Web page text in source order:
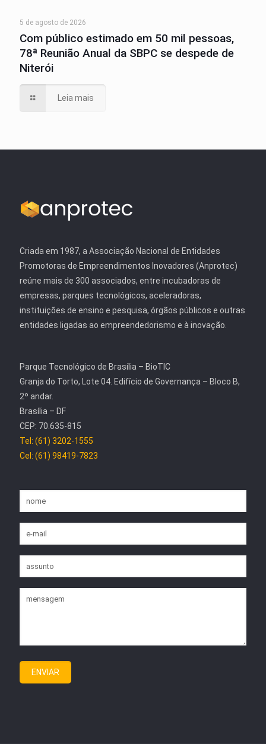
5 de agosto de 2026
Com público estimado em 50 mil pessoas,
78ª Reunião Anual da SBPC se despede de
Niterói
Leia mais
Criada em 1987, a Associação Nacional de Entidades
Promotoras de Empreendimentos Inovadores (Anprotec)
reúne mais de 300 associados, entre incubadoras de
empresas, parques tecnológicos, aceleradoras,
instituições de ensino e pesquisa, órgãos públicos e outras
entidades ligadas ao empreendedorismo e à inovação.
Parque Tecnológico de Brasília – BioTIC
Granja do Torto, Lote 04. Edifício de Governança – Bloco B,
2º andar.
Brasília – DF
CEP: 70.635-815
Tel: (61) 3202-1555
Cel: (61) 98419-7823